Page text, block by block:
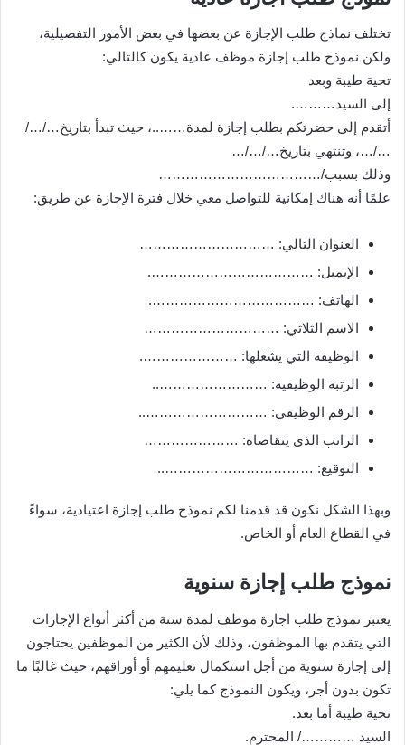
تختلف نماذج طلب الإجازة عن بعضها في بعض الأمور التفصيلية،
ولكن نموذج طلب إجازة موظف عادية يكون كالتالي:
تحية طيبة وبعد
إلى السيد……….
أتقدم إلى حضرتكم بطلب إجازة لمدة……..، حيث تبدأ بتاريخ…/…/
…/…، وتنتهي بتاريخ…/…/…
وذلك بسبب/………………………………
علمًا أنه هناك إمكانية للتواصل معي خلال فترة الإجازة عن طريق:
العنوان التالي: …………………………
الإيميل: ……………………………….
الهاتف: ……………………………….
الاسم الثلاثي: …………………………
الوظيفة التي يشغلها: ………………….
الرتبة الوظيفية: ……………………..
الرقم الوظيفي: ………………………..
الراتب الذي يتقاضاه: …………………
التوقيع: ……………………………..
وبهذا الشكل نكون قد قدمنا لكم نموذج طلب إجازة اعتيادية، سواءً
في القطاع العام أو الخاص.
نموذج طلب إجازة سنوية
يعتبر نموذج طلب اجازة موظف لمدة سنة من أكثر أنواع الإجازات
التي يتقدم بها الموظفون، وذلك لأن الكثير من الموظفين يحتاجون
إلى إجازة سنوية من أجل استكمال تعليمهم أو أوراقهم، حيث غالبًا ما
تكون بدون أجر، ويكون النموذج كما يلي:
تحية طيبة أما بعد.
السيد …………/ المحترم.